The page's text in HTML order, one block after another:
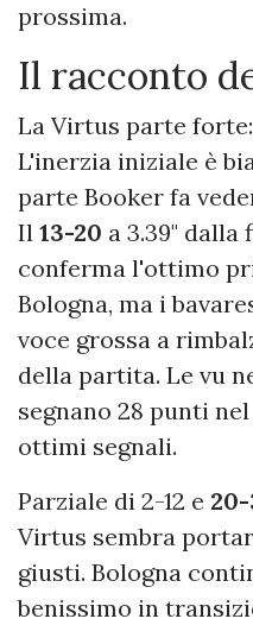
prossima.
Il racconto
La Virtus parte
L'inerzia iniziale è
parte Booker fa
Il 13-20 a 3.39"
conferma l'ottimo
Bologna, ma i
voce grossa a
della partita. Le vu
segnano 28 punti
ottimi segnali.
Parziale di 2-12 e
Virtus sembra
giusti. Bologna
benissimo in